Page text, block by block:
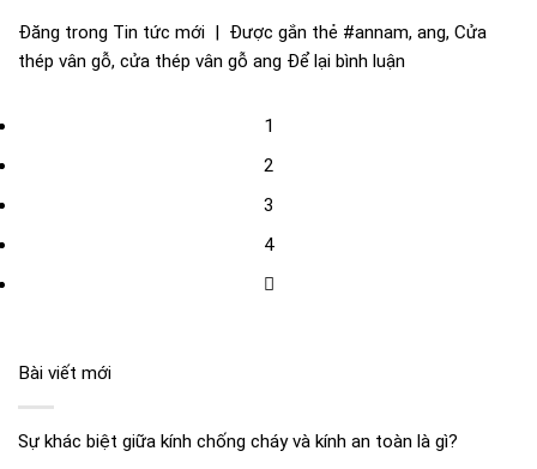
Đăng trong Tin tức mới | Được gắn thẻ #annam, ang, Cửa
thép vân gỗ, cửa thép vân gỗ ang Để lại bình luận
1
2
3
4
Bài viết mới
Sự khác biệt giữa kính chống cháy và kính an toàn là gì?